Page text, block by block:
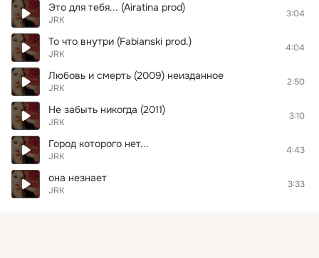
Это для тебя... (Airatina prod)
JRK
3:04
То что внутри (Fabianski prod.)
JRK
4:04
Любовь и смерть (2009) неизданное
JRK
2:50
Не забыть никогда (2011)
JRK
3:10
Город которого нет...
JRK
4:43
она незнает
JRK
3:33